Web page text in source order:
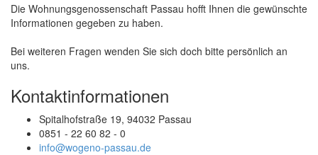
Die Wohnungsgenossenschaft Passau hofft Ihnen die gewünschte
Informationen gegeben zu haben.
Bei weiteren Fragen wenden Sie sich doch bitte persönlich an
uns.
Kontaktinformationen
Spitalhofstraße 19, 94032 Passau
0851 - 22 60 82 - 0
info@wogeno-passau.de